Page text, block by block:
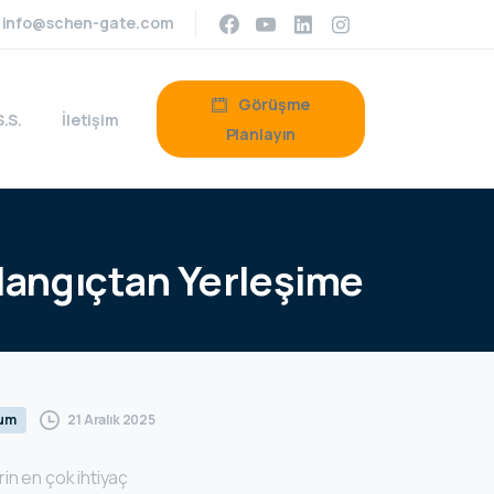
info@schen-gate.com
İletişim
Görüşme
Planlayın
Yerleşime
21 Aralık 2025
en çok ihtiyaç